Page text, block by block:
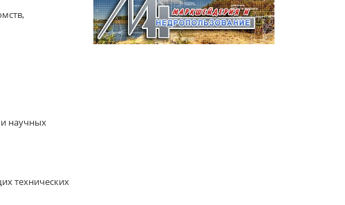
научных
технических